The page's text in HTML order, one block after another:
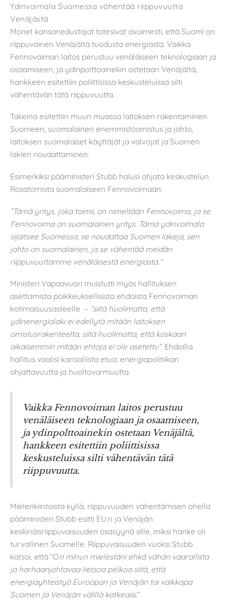
Ydinvoimala Suomessa vähentää riippuvuutta
Venäjästä
Monet kansanedustajat totesivat avoimesti, että Suomi on
riippuvainen Venäjältä tuodusta energiasta. Vaikka
Fennovoiman laitos perustuu venäläiseen teknologiaan ja
osaamiseen, ja ydinpolttoainekin ostetaan Venäjältä,
hankkeen esitettiin poliittisissa keskusteluissa silti
vähentävän tätä riippuvuutta.
Takeina esitettiin muun muassa laitoksen rakentaminen
Suomeen, suomalainen enemmistöomistus ja johto,
laitoksen suomalaiset käyttäjät ja valvojat ja Suomen
lakien noudattaminen.
Esimerkiksi pääministeri Stubb halusi ohjata keskustelun
Rosatomista suomalaiseen Fennovoimaan:
”Tämä yritys, joka toimii, on nimeltään Fennovoima, ja se
Fennovoima on suomalainen yritys. Tämä ydinvoimala
sijaitsee Suomessa, se noudattaa Suomen lakeja, sen
johto on suomalainen, ja se vähentää meidän
riippuvuuttamme venäläisestä energiasta.”
Ministeri Vapaavuori muistutti myös hallituksen
asettamista poikkeuksellisista ehdoista Fennovoiman
kotimaisuusasteelle – ”siitä huolimatta, että
ydinenergialaki ei edellytä mitään laitoksen
omistusrakenteelta, siitä huolimatta, että koskaan
aikaisemmin mitään ehtoja ei ole asetettu”. Ehdoilla
hallitus vaalisi kansallista etua: energiapolitiikan
ohjattavuutta ja huoltovarmuutta.
Vaikka Fennovoiman laitos perustuu
venäläiseen teknologiaan ja osaamiseen,
ja ydinpolttoainekin ostetaan Venäjältä,
hankkeen esitettiin poliittisissa
keskusteluissa silti vähentävän tätä
riippuvuutta.
Mielenkiintoista kyllä, riippuvuuden vähentämisen ohella
pääministeri Stubb esitti EU:n ja Venäjän
keskinäisriippuvaisuuden osasyynä sille, miksi hanke oli
turvallinen Suomelle. Riippuvaisuuden vuoksi Stubb
katsoi, että ”On minun mielestäni ehkä vähän vaarallista
ja harhaanjohtavaa lietsoa pelkoa siitä, että
energiayhteistyö Euroopan ja Venäjän tai vaikkapa
Suomen ja Venäjän välillä katkeaisi.”